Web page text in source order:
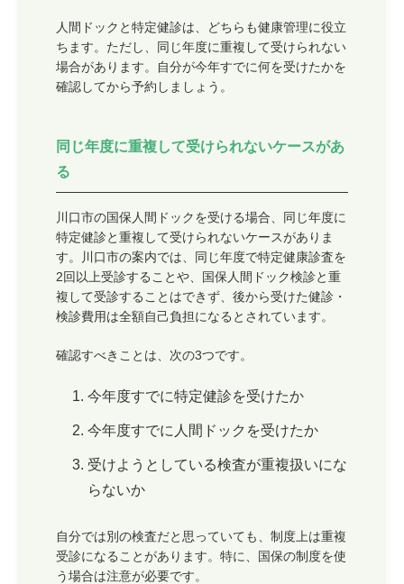
人間ドックと特定健診は、どちらも健康管理に役立
ちます。ただし、同じ年度に重複して受けられない
場合があります。自分が今年すでに何を受けたかを
確認してから予約しましょう。
同じ年度に重複して受けられないケースがあ
る
川口市の国保人間ドックを受ける場合、同じ年度に
特定健診と重複して受けられないケースがありま
す。川口市の案内では、同じ年度で特定健康診査を
2回以上受診することや、国保人間ドック検診と重
複して受診することはできず、後から受けた健診・
検診費用は全額自己負担になるとされています。
確認すべきことは、次の3つです。
今年度すでに特定健診を受けたか
今年度すでに人間ドックを受けたか
受けようとしている検査が重複扱いにな
らないか
自分では別の検査だと思っていても、制度上は重複
受診になることがあります。特に、国保の制度を使
う場合は注意が必要です。